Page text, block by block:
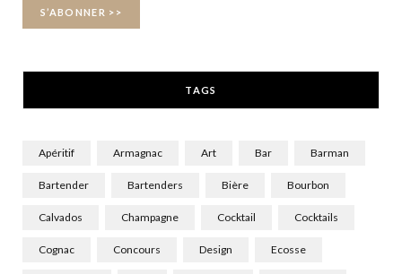
TAGS
Apéritif Armagnac Art Bar Barman
Bartender Bartenders Bière Bourbon
Calvados Champagne Cocktail Cocktails
Cognac Concours Design Ecosse